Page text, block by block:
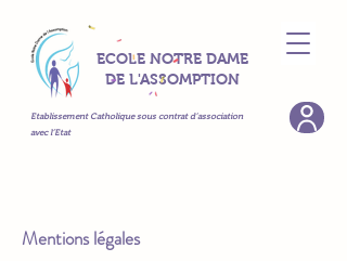
ECOLE NOTRE DAME
DE L'ASSOMPTION
Etablissement Catholique sous contrat d’association
avec l’Etat
Mentions légales